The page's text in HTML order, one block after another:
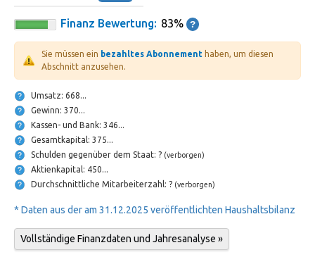
Finanz Bewertung: 83%
Sie müssen ein bezahltes Abonnement haben, um diesen
Abschnitt anzusehen.
Umsatz: 668...
Gewinn: 370...
Kassen- und Bank: 346...
Gesamtkapital: 375...
Schulden gegenüber dem Staat: ? (verborgen)
Aktienkapital: 450...
Durchschnittliche Mitarbeiterzahl: ? (verborgen)
* Daten aus der am 31.12.2025 veröffentlichten Haushaltsbilanz
Vollständige Finanzdaten und Jahresanalyse »